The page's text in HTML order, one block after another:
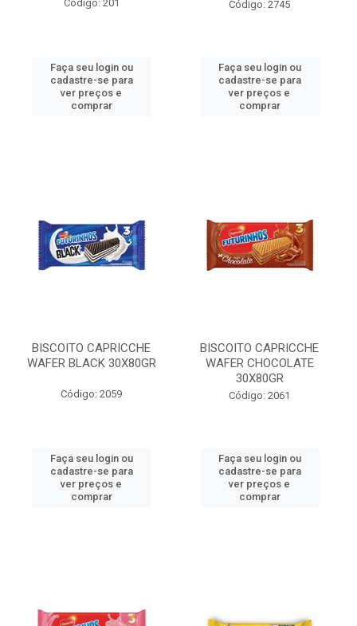
Código: 201
Faça seu login ou
cadastre-se para
ver preços e
comprar
Código: 2745
Faça seu login ou
cadastre-se para
ver preços e
comprar
BISCOITO CAPRICCHE
WAFER BLACK 30X80GR
Código: 2059
Faça seu login ou
cadastre-se para
ver preços e
comprar
BISCOITO CAPRICCHE
WAFER CHOCOLATE
30X80GR
Código: 2061
Faça seu login ou
cadastre-se para
ver preços e
comprar